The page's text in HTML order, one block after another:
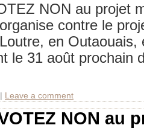
NON au projet
contre le
en
le 31 août
| Leave a comment
NON au